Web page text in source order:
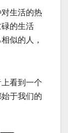
生活的热
的生活
似的人，
看到一个
于我们的